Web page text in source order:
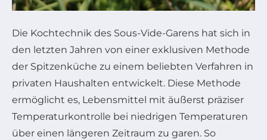
Die Kochtechnik des Sous-Vide-Garens hat sich in
den letzten Jahren von einer exklusiven Methode
der Spitzenküche zu einem beliebten Verfahren in
privaten Haushalten entwickelt. Diese Methode
ermöglicht es, Lebensmittel mit äußerst präziser
Temperaturkontrolle bei niedrigen Temperaturen
über einen längeren Zeitraum zu garen. So